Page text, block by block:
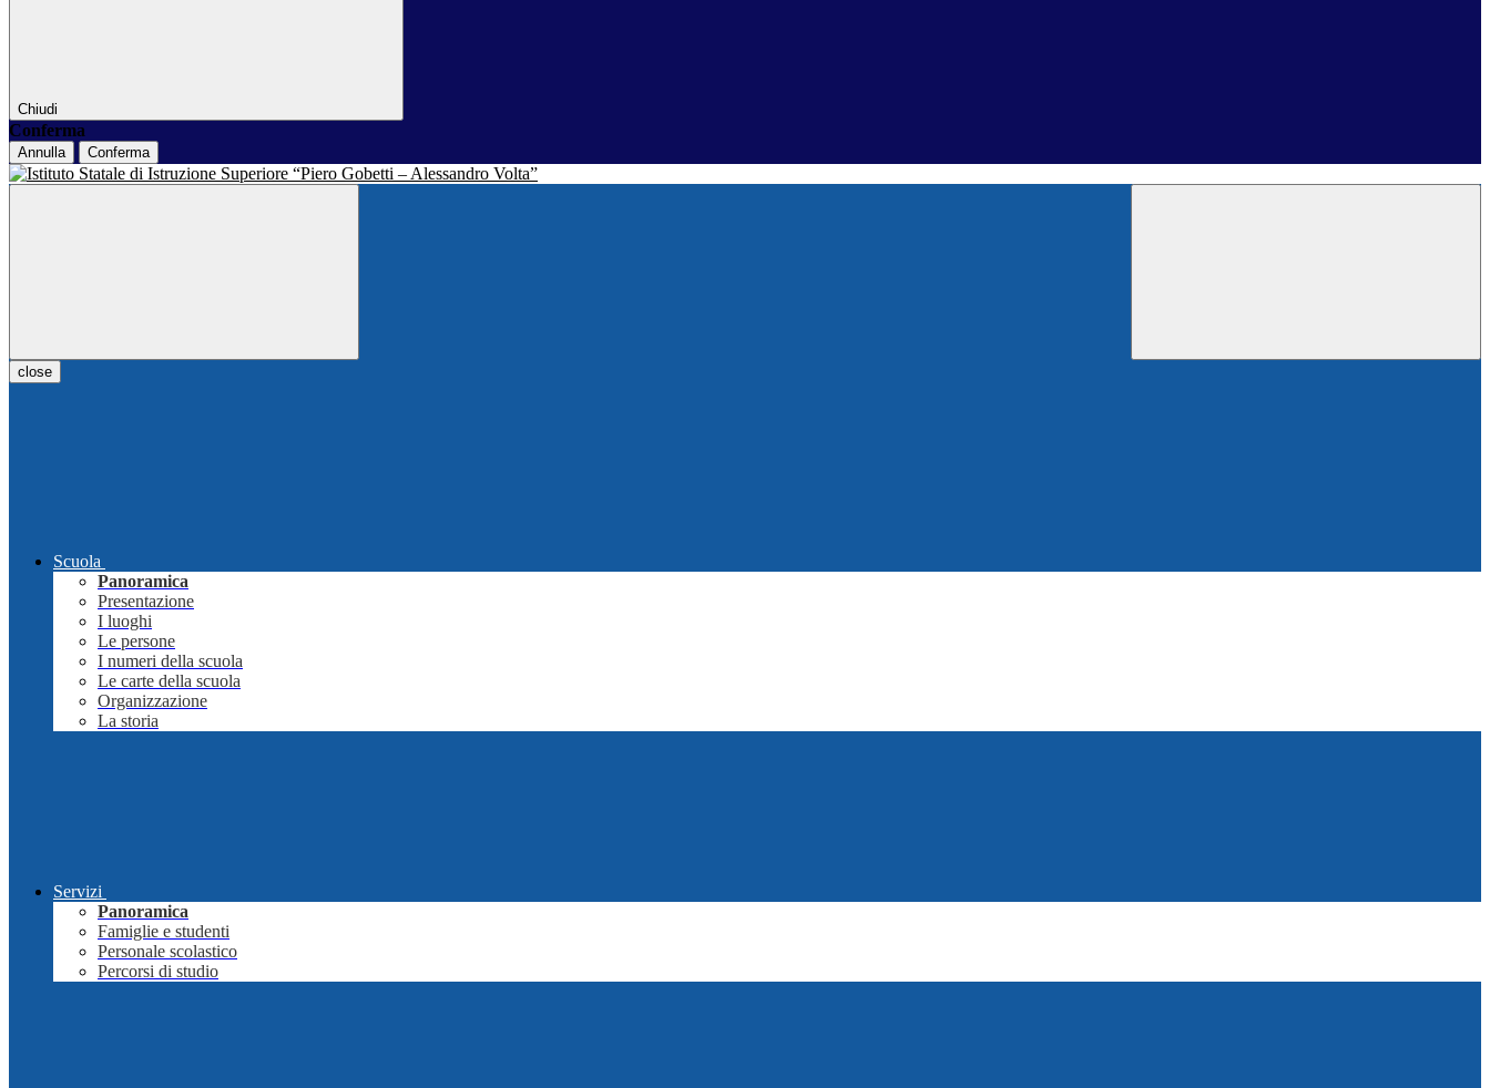
Chiudi
Conferma
Annulla Conferma
close
Scuola
Panoramica
Presentazione
I luoghi
Le persone
I numeri della scuola
Le carte della scuola
Organizzazione
La storia
Servizi
Panoramica
Famiglie e studenti
Personale scolastico
Percorsi di studio